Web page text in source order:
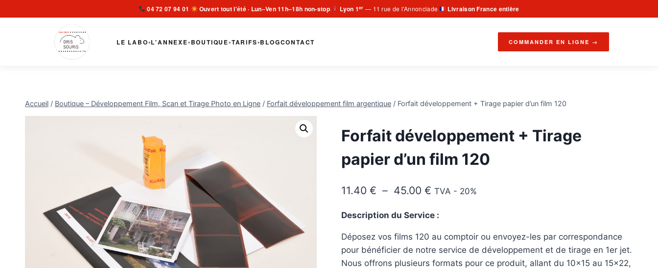
04 72 07 94 01 · Ouvert tout l'été · Lun–Ven 11h–18h non-stop· Lyon 1er — 11 rue de l'Annonciade· Livraison France entière
LE LABO▾L'ANNEXE▾ BOUTIQUE▾TARIFS▾BLOGCONTACT COMMANDER EN LIGNE →
au
Accueil / Boutique – Développement Film, Scan et Tirage Photo en Ligne / Forfait développement film argentique / Forfait développement + Tirage papier d’un film 120
Forfait développement + Tirage
papier d’un film 120
11.40 € – 45.00 €Plage
prix :
11.40 €
à
TVA - 20%
Description du Service :
Déposez vos films 120 au comptoir ou envoyez-les par correspondance
pour bénéficier de notre service de développement et de tirage en 1er jet.
Nous offrons plusieurs formats pour ce produit, allant du 10×15 au 15×22,